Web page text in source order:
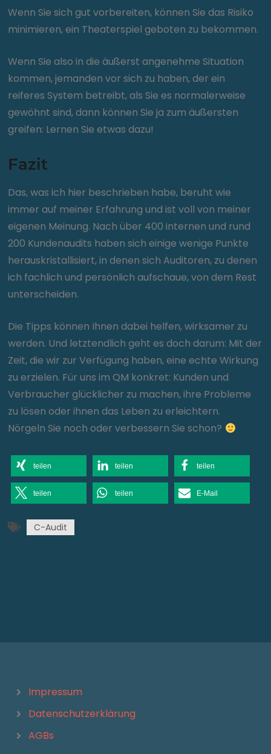
Wenn Sie sich gut vorbereiten, können Sie das Risiko
minimieren, ein Theaterspiel geboten zu bekommen.
Wenn Sie also in die äußerst angenehme Situation
kommen, jemanden vor sich zu haben, der ein
reiferes System betreibt, als Sie es normalerweise
gewöhnt sind, dann können Sie ja zum äußersten
greifen: Lernen Sie etwas dazu!
Fazit
Das, was ich hier beschrieben habe, beruht wie
immer auf meiner Erfahrung und ist voll von meiner
eigenen Meinung. Nach über 400 internen und rund
200 Kundenaudits haben sich einige wenige Punkte
herauskristallisiert, in denen sich Auditoren, zu denen
ich fachlich und persönlich aufschaue, von dem Rest
unterscheiden.
Die Tipps können Ihnen dabei helfen, wirksamer zu
werden. Und letztendlich geht es doch darum: Mit der
Zeit, die wir zur Verfügung haben, eine echte Wirkung
zu erzielen. Für uns im QM konkret: Kunden und
Verbraucher glücklicher zu machen, ihre Probleme
zu lösen oder ihnen das Leben zu erleichtern.
Nörgeln Sie noch oder verbessern Sie schon?
teilen teilen teilen
teilen teilen E-Mail
C-Audit
Impressum
Datenschutzerklärung
AGBs